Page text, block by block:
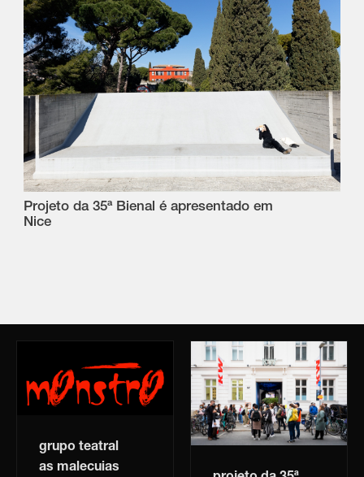
Projeto da 35ª Bienal é apresentado em
Nice
grupo teatral
as malecuias